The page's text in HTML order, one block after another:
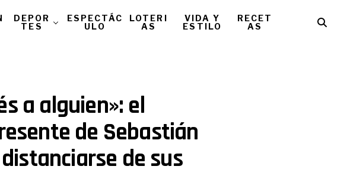
DEPOR
TES
ESPECTÁC
ULO
LOTERI
AS
VIDA Y
ESTILO
RECET
AS
a alguien»: el
de Sebastián
de sus